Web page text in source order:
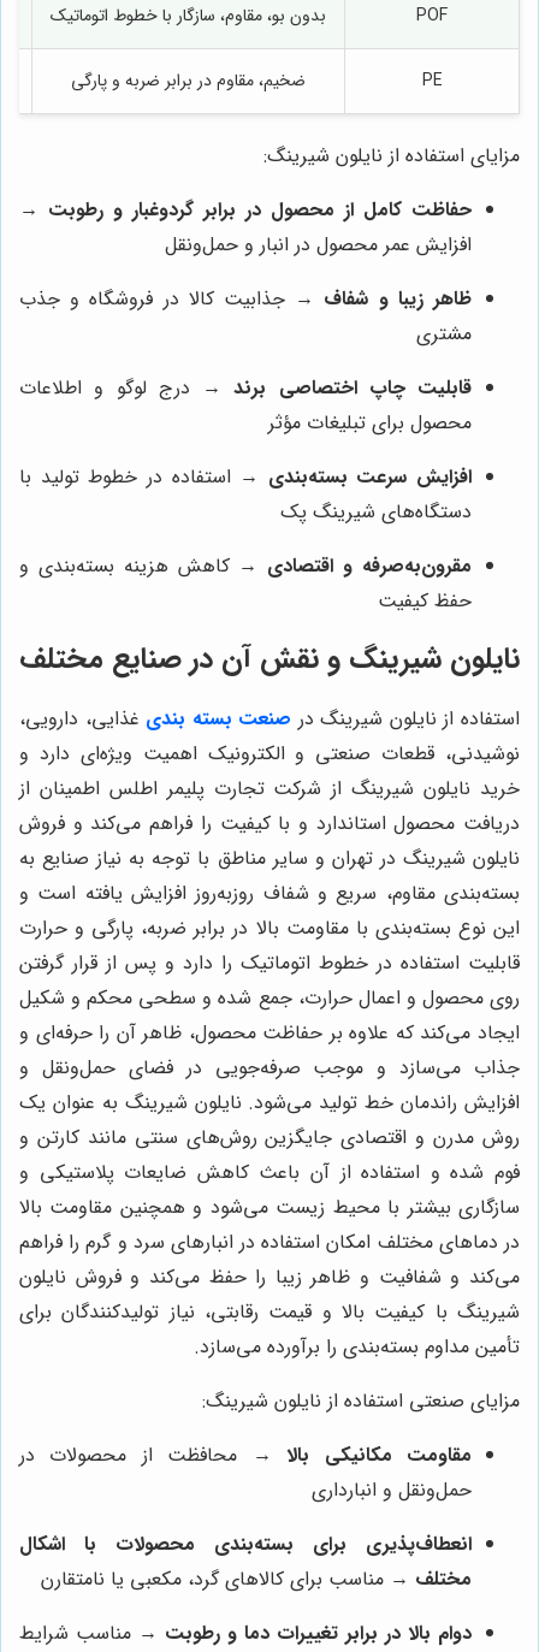
POF بدون بو، مقاوم، سازگار با خطوط اتوماتیک
PE ضخیم، مقاوم در برابر ضربه و پارگی
مزایای استفاده از نایلون شیرینگ:
حفاظت کامل از محصول در برابر گردوغبار و رطوبت →
افزایش عمر محصول در انبار و حمل‌ونقل
ظاهر زیبا و شفاف → جذابیت کالا در فروشگاه و جذب
مشتری
قابلیت چاپ اختصاصی برند → درج لوگو و اطلاعات
محصول برای تبلیغات مؤثر
افزایش سرعت بسته‌بندی → استفاده در خطوط تولید با
دستگاه‌های شیرینگ پک
مقرون‌به‌صرفه و اقتصادی → کاهش هزینه بسته‌بندی و
حفظ کیفیت
نایلون شیرینگ و نقش آن در صنایع مختلف
استفاده از نایلون شیرینگ در صنعت بسته بندی غذایی، دارویی،
نوشیدنی، قطعات صنعتی و الکترونیک اهمیت ویژه‌ای دارد و
خرید نایلون شیرینگ از شرکت تجارت پلیمر اطلس اطمینان از
دریافت محصول استاندارد و با کیفیت را فراهم می‌کند و فروش
نایلون شیرینگ در تهران و سایر مناطق با توجه به نیاز صنایع به
بسته‌بندی مقاوم، سریع و شفاف روزبه‌روز افزایش یافته است و
این نوع بسته‌بندی با مقاومت بالا در برابر ضربه، پارگی و حرارت
قابلیت استفاده در خطوط اتوماتیک را دارد و پس از قرار گرفتن
روی محصول و اعمال حرارت، جمع شده و سطحی محکم و شکیل
ایجاد می‌کند که علاوه بر حفاظت محصول، ظاهر آن را حرفه‌ای و
جذاب می‌سازد و موجب صرفه‌جویی در فضای حمل‌ونقل و
افزایش راندمان خط تولید می‌شود. نایلون شیرینگ به عنوان یک
روش مدرن و اقتصادی جایگزین روش‌های سنتی مانند کارتن و
فوم شده و استفاده از آن باعث کاهش ضایعات پلاستیکی و
سازگاری بیشتر با محیط زیست می‌شود و همچنین مقاومت بالا
در دماهای مختلف امکان استفاده در انبارهای سرد و گرم را فراهم
می‌کند و شفافیت و ظاهر زیبا را حفظ می‌کند و فروش نایلون
شیرینگ با کیفیت بالا و قیمت رقابتی، نیاز تولیدکنندگان برای
تأمین مداوم بسته‌بندی را برآورده می‌سازد.
مزایای صنعتی استفاده از نایلون شیرینگ:
مقاومت مکانیکی بالا
→ محافظت از محصولات در
حمل‌ونقل و انبارداری
انعطاف‌پذیری برای بسته‌بندی محصولات با اشکال
مختلف → مناسب برای کالاهای گرد، مکعبی یا نامتقارن
دوام بالا در برابر تغییرات دما و رطوبت → مناسب شرایط